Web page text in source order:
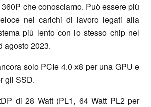
che conosciamo. Può essere più
nei carichi di lavoro legati alla
più lento con lo stesso chip nel
agosto 2023.
solo PCIe 4.0 x8 per una GPU e
gli SSD.
di 28 Watt (PL1, 64 Watt PL2 per